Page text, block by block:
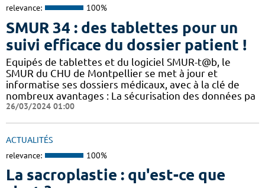
relevance: 100%
SMUR 34 : des tablettes pour un
suivi efficace du dossier patient !
​​Equipés de tablettes et du logiciel SMUR-t@b, le
SMUR du CHU de Montpellier se met à jour et
informatise ses dossiers médicaux, avec à la clé de
nombreux avantages : ​​La sécurisation des données pa
26/03/2024 01:00
ACTUALITÉS
relevance: 100%
La sacroplastie : qu'est-ce que